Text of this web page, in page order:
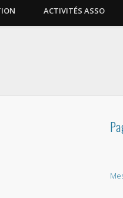
ACTIVITÉS ASSO